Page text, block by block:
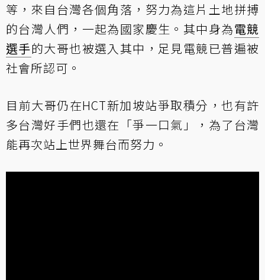
等，來自台灣各個角落，努力為這片土地拼搏
的台灣人們，一起為國家慶生。其中身為電競
選手的大哥也被選入其中，足見電競已普遍被
社會所認可。
目前大哥仍在HCT新加坡站爭取積分，也有許
多台灣好手們也還在「爭一口氣」，為了台灣
能再次站上世界舞台而努力。